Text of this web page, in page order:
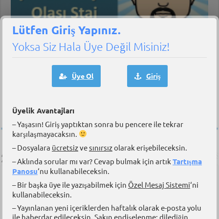
Denizcilik Şirketleri için Olası Staj Uygulamaları
2 Adet Yorum
Cem Kutukoglu 17 Kasım 2015 at 21:45
Güzel bir çekim olmuş. Emeği geçen herkese
Yanıtlamak için oturum açın
Lütfen Giriş Yapınız.
Yoksa Siz Hala Üye Değil Misiniz!
Üye Ol Giriş
Üyelik Avantajları
– Yaşasın! Giriş yaptıktan sonra bu pencere ile tekrar
karşılaşmayacaksın.
– Dosyalara ücretsizvesınırsızolarak erişebileceksin.
– Aklında sorular mı var? Cevap bulmak için artık Tartışma
Panosu‘nu kullanabileceksin.
– Bir başka üye ile yazışabilmek için Özel Mesaj Sistemi‘ni
kullanabileceksin.
– Yayınlanan yeni içeriklerden haftalık olarak e-posta yolu
ile haberdar edileceksin. Sakın endişelenme; dilediğin